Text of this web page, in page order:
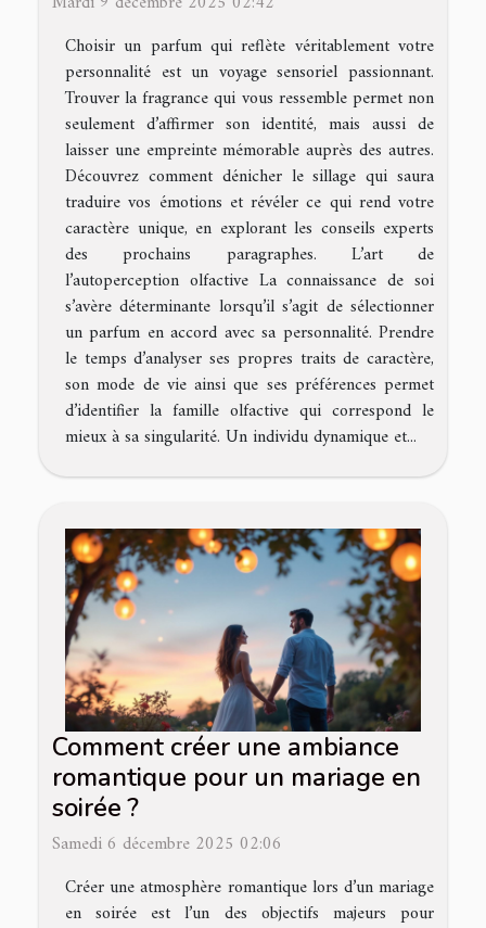
Choisir un parfum qui reflète véritablement votre
personnalité est un voyage sensoriel passionnant.
Trouver la fragrance qui vous ressemble permet non
seulement d’affirmer son identité, mais aussi de
laisser une empreinte mémorable auprès des autres.
Découvrez comment dénicher le sillage qui saura
traduire vos émotions et révéler ce qui rend votre
caractère unique, en explorant les conseils experts
des prochains paragraphes. L’art de
l’autoperception olfactive La connaissance de soi
s’avère déterminante lorsqu’il s’agit de sélectionner
un parfum en accord avec sa personnalité. Prendre
le temps d’analyser ses propres traits de caractère,
son mode de vie ainsi que ses préférences permet
d’identifier la famille olfactive qui correspond le
mieux à sa singularité. Un individu dynamique et...
Comment créer une ambiance
romantique pour un mariage en
soirée ?
Samedi 6 décembre 2025 02:06
Créer une atmosphère romantique lors d’un mariage
en soirée est l’un des objectifs majeurs pour